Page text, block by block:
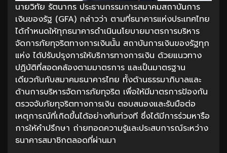
นายวิทัย รัตนากร ประธานกรรมการสมาคมสถาบันการ
เงินของรัฐ (GFA) กล่าวว่า ตามที่ธนาคารแห่งประเทศไทย
ได้กำหนดให้ทุกธนาคารดำเนินนโยบายมาตรการบริหาร
จัดการภัยทุจริตทางการเงินนั้น สถาบันการเงินของรัฐทุก
แห่ง ได้ปรับปรุงการให้บริการทางการเงิน ด้วยแนวทาง
ปฏิบัติที่สอดคล้องตามมาตรการ และเป็นมาตรฐาน
เดียวกันกับสมาคมธนาคารไทย ทั้งด้านธรรมาภิบาลและ
ด้านการบริหารจัดการภัยทุจริต เพื่อให้มีมาตรการป้องกัน
ตรวจจับภัยทุจริตทางการเงิน ตอบสนองและรับมือต่อ
เหตุการณ์ที่เกิดขึ้นได้อย่างทันท่วงที ซึ่งได้มีการร่วมหารือ
การให้คำปรึกษา ถ่ายทอดความรู้และประสบการณ์ระหว่าง
ธนาคารสมาชิกตลอดที่ผ่านมา